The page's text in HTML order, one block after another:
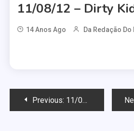
11/08/12 – Dirty
14 Anos Ago Da Redação
Navegação
Previous: 11/08/12 – Saturday